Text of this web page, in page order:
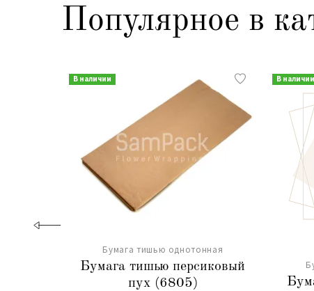
Популярное в
В наличии
Бумага тишью однотонная
Бумага тишью персиковый
пух (6805)
В наличии